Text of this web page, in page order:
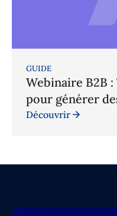
GUIDE
Webinaire B2B
pour générer
Découvrir